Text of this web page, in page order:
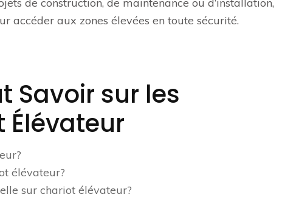
accéder aux zones élevées en toute sécurité.
Savoir sur les
Élévateur
élévateur?
sur chariot élévateur?